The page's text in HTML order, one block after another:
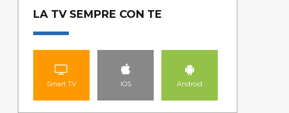
LA TV SEMPRE CON TE
Smart TV IOS Android